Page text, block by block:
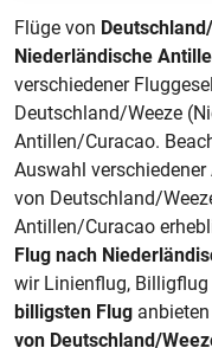
Flüge von
Niederländische
verschiedener
Deutschland/Weeze
Antillen/Curacao.
Auswahl
von Deutschland/
Antillen/Curacao
Flug nach
wir Linienflug, Billigflug
billigsten Flug
von Deutschland/